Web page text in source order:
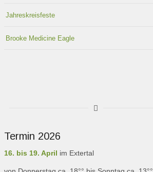
Jahreskreisfeste
Brooke Medicine Eagle
Termin 2026
16. bis 19. April im Extertal